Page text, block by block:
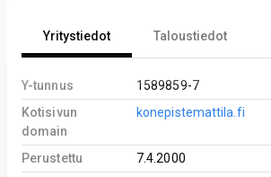
Yritystiedot Taloustiedot
Y-tunnus
1589859-7
Kotisivun
domain
konepistemattila.fi
Perustettu
7.4.2000